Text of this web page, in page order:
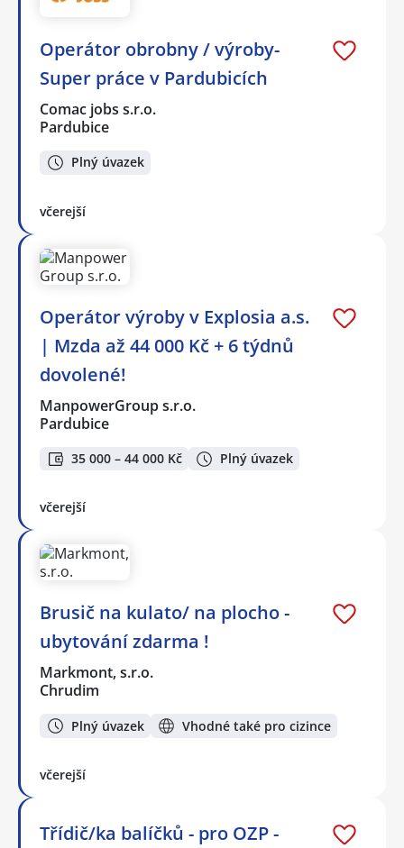
Operátor obrobny / výroby-
Super práce v Pardubicích
Comac jobs s.r.o.
Pardubice
Plný úvazek
včerejší
Operátor výroby v Explosia a.s.
| Mzda až 44 000 Kč + 6 týdnů
dovolené!
ManpowerGroup s.r.o.
Pardubice
35 000 – 44 000 Kč Plný úvazek
včerejší
Brusič na kulato/ na plocho -
ubytování zdarma !
Markmont, s.r.o.
Chrudim
Plný úvazek Vhodné také pro cizince
včerejší
Třídič/ka balíčků - pro OZP -